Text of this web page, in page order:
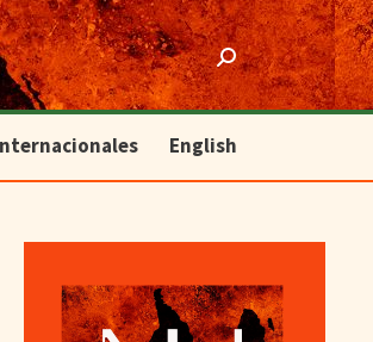
Search:
English
English